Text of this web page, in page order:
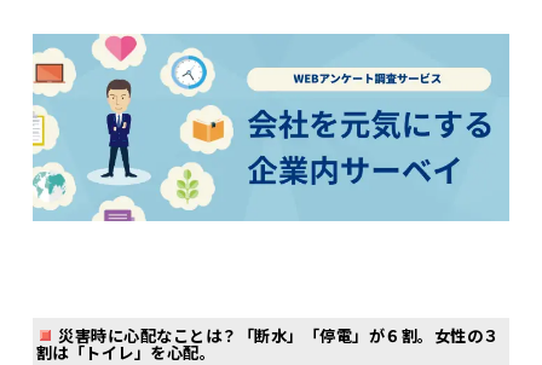
災害時に心配なことは？「断水」「停電」が６割。女性の３
割は「トイレ」を心配。